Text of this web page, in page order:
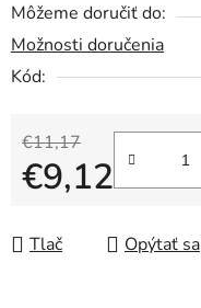
Môžeme doručiť do:
Možnosti doručenia
Kód:
€11,17
€9,12
Tlač Opýtať sa